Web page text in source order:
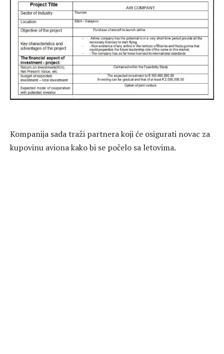
Kompanija sada traži partnera koji će osigurati novac za
kupovinu aviona kako bi se počelo sa letovima.